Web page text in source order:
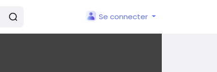
Se connecter